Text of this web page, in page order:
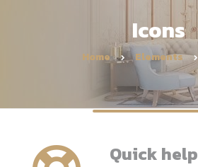
Icons
Home Elements
Quick help